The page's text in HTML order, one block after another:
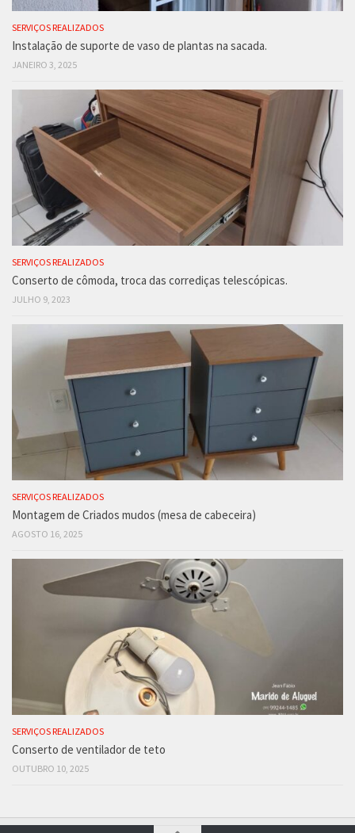
SERVIÇOS REALIZADOS
Instalação de suporte de vaso de plantas na sacada.
JANEIRO 3, 2025
SERVIÇOS REALIZADOS
Conserto de cômoda, troca das corrediças telescópicas.
JULHO 9, 2023
SERVIÇOS REALIZADOS
Montagem de Criados mudos (mesa de cabeceira)
AGOSTO 16, 2025
SERVIÇOS REALIZADOS
Conserto de ventilador de teto
OUTUBRO 10, 2025